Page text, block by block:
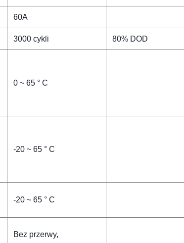
60A
3000 cykli 80% DOD
0 ~ 65 ° C
-20 ~ 65 ° C
-20 ~ 65 ° C
Bez przerwy,